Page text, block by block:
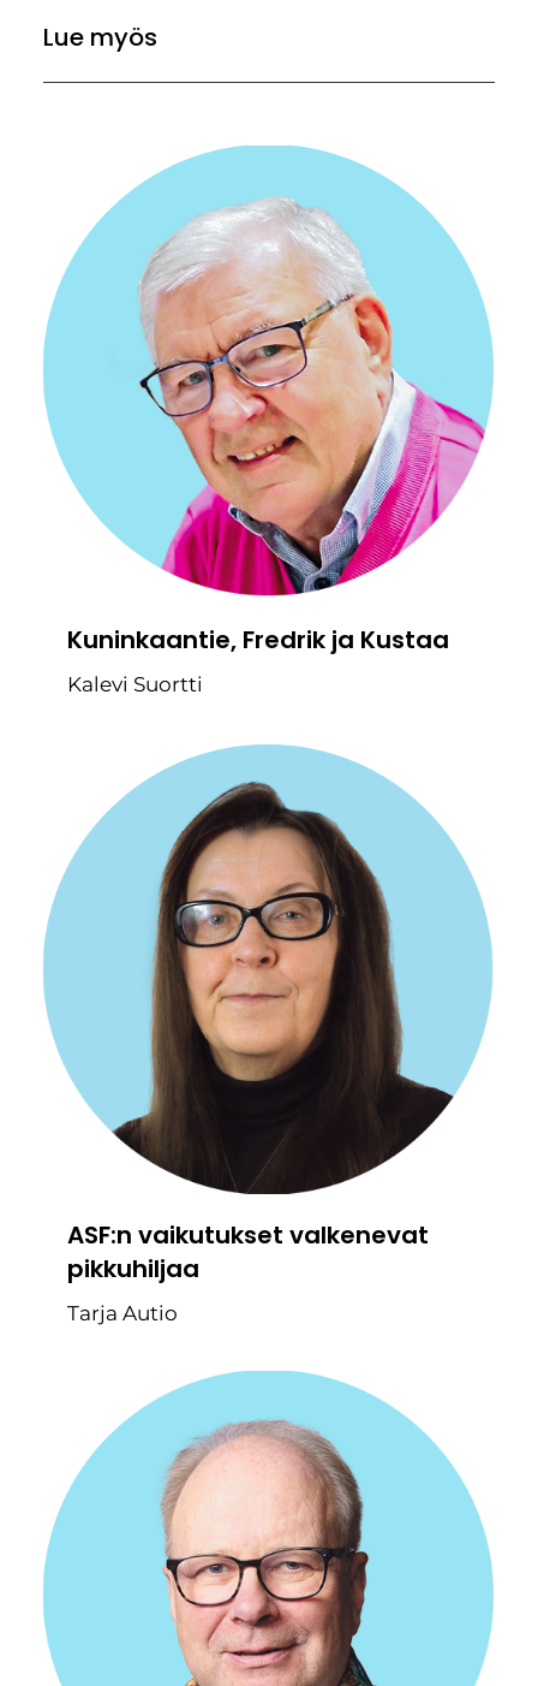
Lue myös
Kuninkaantie, Fredrik ja Kustaa
Kalevi Suortti
ASF:n vaikutukset valkenevat
pikkuhiljaa
Tarja Autio